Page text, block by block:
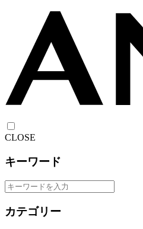
CLOSE
キーワード
カテゴリー